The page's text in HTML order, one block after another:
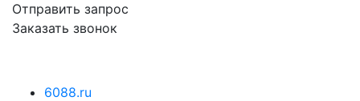
Отправить запрос
Заказать звонок
6088.ru